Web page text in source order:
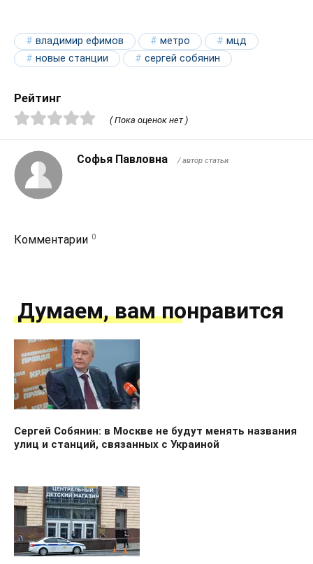
владимир ефимов метро
мцд
новые станции
сергей собянин
Рейтинг
( Пока оценок нет )
Софья Павловна / автор статьи
Комментарии 0
Думаем, вам понравится
Сергей Собянин: в Москве не будут менять названия
улиц и станций, связанных с Украиной